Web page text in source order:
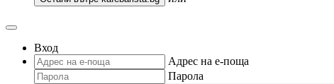
Вход
Адрес на е-поща
Парола